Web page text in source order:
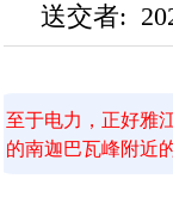
送交者:
至于电力，正好雅
的南迦巴瓦峰附近